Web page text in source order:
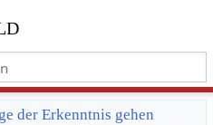
der Erkenntnis gehen